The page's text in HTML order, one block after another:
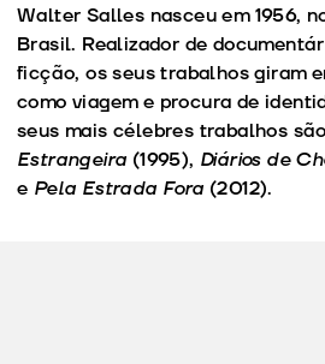
Walter Salles nasceu em 1956,
Brasil. Realizador de
ficção, os seus trabalhos giram
como viagem e procura de
seus mais célebres trabalhos
Estrangeira (1995), Diários de
e Pela Estrada Fora (2012).